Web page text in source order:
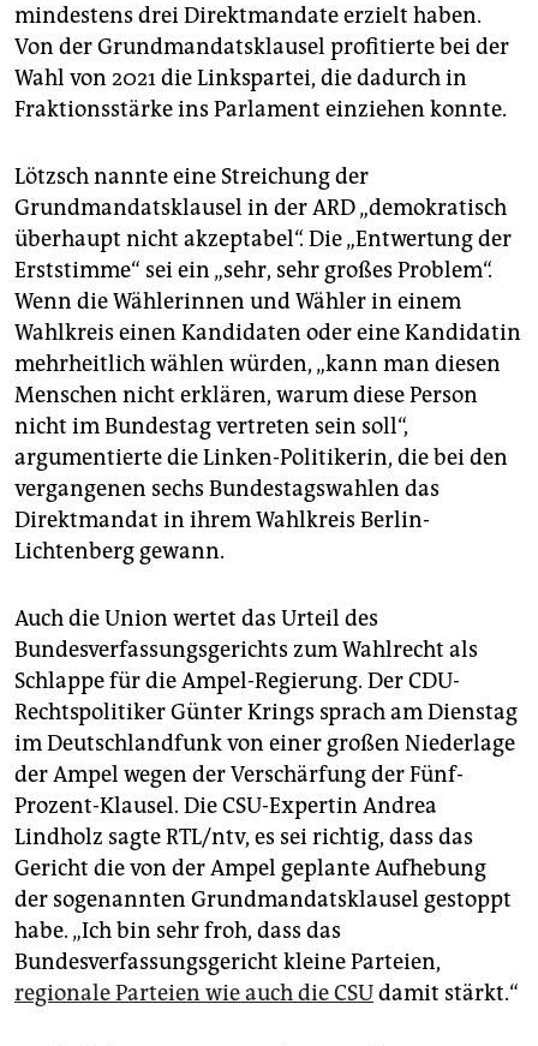
mindestens drei Direktmandate erzielt haben.
Von der Grundmandatsklausel profitierte bei der
Wahl von 2021 die Linkspartei, die dadurch in
Fraktionsstärke ins Parlament einziehen konnte.
Lötzsch nannte eine Streichung der
Grundmandatsklausel in der ARD „demokratisch
überhaupt nicht akzeptabel“. Die „Entwertung der
Erststimme“ sei ein „sehr, sehr großes Problem“.
Wenn die Wählerinnen und Wähler in einem
Wahlkreis einen Kandidaten oder eine Kandidatin
mehrheitlich wählen würden, „kann man diesen
Menschen nicht erklären, warum diese Person
nicht im Bundestag vertreten sein soll“,
argumentierte die Linken-Politikerin, die bei den
vergangenen sechs Bundestagswahlen das
Direktmandat in ihrem Wahlkreis Berlin-
Lichtenberg gewann.
Auch die Union wertet das Urteil des
Bundesverfassungsgerichts zum Wahlrecht als
Schlappe für die Ampel-Regierung. Der CDU-
Rechtspolitiker Günter Krings sprach am Dienstag
im Deutschlandfunk von einer großen Niederlage
der Ampel wegen der Verschärfung der Fünf-
Prozent-Klausel. Die CSU-Expertin Andrea
Lindholz sagte RTL/ntv, es sei richtig, dass das
Gericht die von der Ampel geplante Aufhebung
der sogenannten Grundmandatsklausel gestoppt
habe. „Ich bin sehr froh, dass das
Bundesverfassungsgericht kleine Parteien,
regionale Parteien wie auch die CSUdamit stärkt.“